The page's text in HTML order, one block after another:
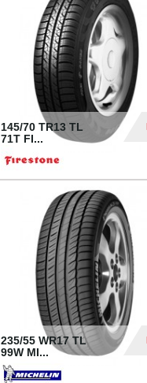
145/70 TR13 TL
71T FI...
235/55 WR17 TL
99W MI...